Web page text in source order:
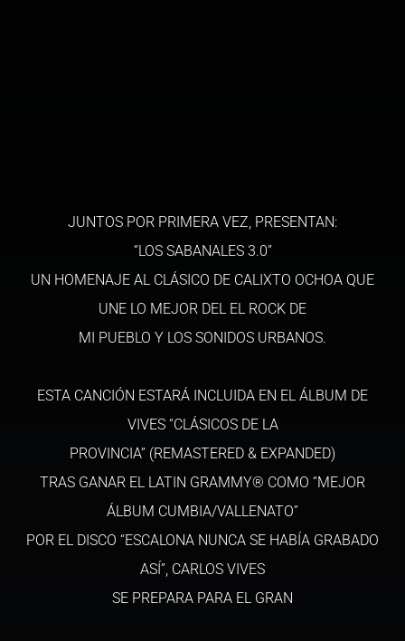
JUNTOS POR PRIMERA VEZ, PRESENTAN:
“LOS SABANALES 3.0”
UN HOMENAJE AL CLÁSICO DE CALIXTO OCHOA QUE
UNE LO MEJOR DEL EL ROCK DE
MI PUEBLO Y LOS SONIDOS URBANOS.
ESTA CANCIÓN ESTARÁ INCLUIDA EN EL ÁLBUM DE
VIVES “CLÁSICOS DE LA
PROVINCIA” (REMASTERED & EXPANDED)
TRAS GANAR EL LATIN GRAMMY® COMO “MEJOR
ÁLBUM CUMBIA/VALLENATO”
POR EL DISCO “ESCALONA NUNCA SE HABÍA GRABADO
ASÍ”, CARLOS VIVES
SE PREPARA PARA EL GRAN